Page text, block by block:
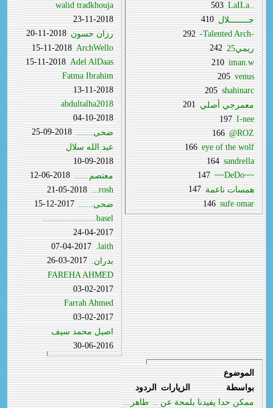
..LaILa
503
جــــــــلال 410
-Talented Arch-
292
ريمي25
242
iman.w
210
venus
205
shahinarc
205
معمرجي أصلي 201
I-nee
197
ROZ@
166
eye of the wolf
166
sandrella
164
~~DeDo~~
147
همسات ناعمة 147
sufe omar
146
walid tradkhouja
23-11-2018
رزان حسون 20-11-2018
ArchWello
15-11-2018
Adel AlDaas
15-11-2018
Fatma Ibrahim
13-11-2018
abdultalha2018
04-10-2018
ضحى....... 25-09-2018
عبد الله سلال
10-09-2018
معتصم...... 12-06-2018
rosh...
21-05-2018
ضحى...... 15-12-2017
basel......................
24-04-2017
laith.
07-04-2017
بدران. 26-03-2017
FAREHA AHMED
03-02-2017
Farrah Ahmed
03-02-2017
اصيل محمد سيف
30-06-2016
الموضوع
بواسطة
الزيارات
الردود
ممكن حدا يفيدنا بلمحة عن .. طاهر...